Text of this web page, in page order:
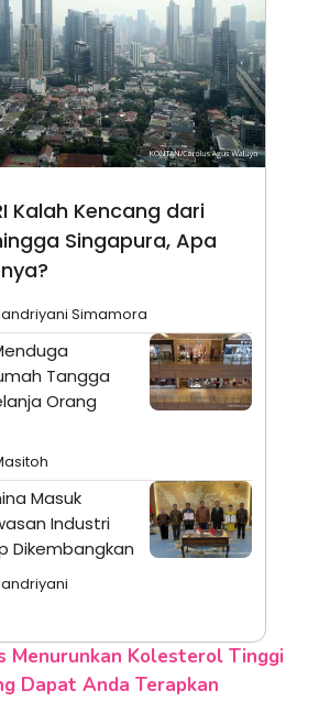
Kalah Kencang dari
Singapura, Apa
Simamora
Tangga
Orang
Masuk
Industri
Dikembangkan
Menurunkan Kolesterol Tinggi
Dapat Anda Terapkan